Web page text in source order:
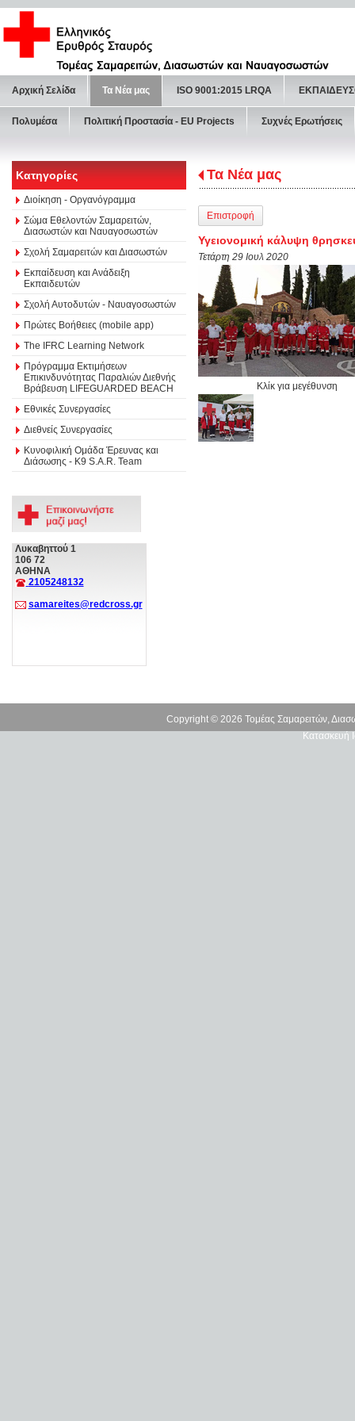
Αρχική Σελίδα Τα Νέα μας ISO 9001:2015 LRQA
Πολυμέσα Πολιτική Προστασία - ΕU Projects Συχνές Ερωτήσεις
Κατηγορίες
Διοίκηση - Οργανόγραμμα
Σώμα Εθελοντών Σαμαρειτών,
Διασωστών και Ναυαγοσωστών
Σχολή Σαμαρειτών και Διασωστών
Εκπαίδευση και Ανάδειξη
Εκπαιδευτών
Σχολή Αυτοδυτών - Ναυαγοσωστών
Πρώτες Βοήθειες (mobile app)
The IFRC Learning Network
Πρόγραμμα Εκτιμήσεων
Επικινδυνότητας Παραλιών Διεθνής
Βράβευση LIFEGUARDED BEACH
Εθνικές Συνεργασίες
Διεθνείς Συνεργασίες
Κυνοφιλική Ομάδα Έρευνας και
Διάσωσης - Κ9 S.A.R. Team
Λυκαβηττού 1
106 72
ΑΘΗΝΑ
2105248132
samareites@redcross.gr
Τα Νέα μας
Επιστροφή
Υγειονομική κάλυψη
Τετάρτη 29 Ιουλ 2020
Κλίκ για μεγέθυνση
Copyright © 2026 Τομέας Σαμαρειτών,
Κατασκευή